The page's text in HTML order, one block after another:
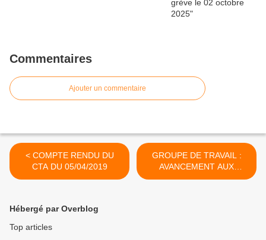
Commentaires
Ajouter un commentaire
< COMPTE RENDU DU
CTA DU 05/04/2019
GROUPE DE TRAVAIL :
AVANCEMENT AUX
GRADES D'AAE HC ET
Hébergé par Overblog
Top articles